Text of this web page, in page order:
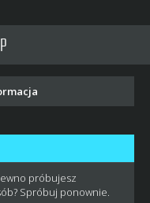
próbujesz
Spróbuj ponownie.